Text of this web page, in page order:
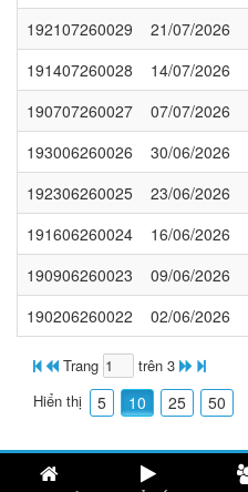
192107260029 21/07/2026
191407260028 14/07/2026
190707260027 07/07/2026
193006260026 30/06/2026
192306260025 23/06/2026
191606260024 16/06/2026
190906260023 09/06/2026
190206260022 02/06/2026
Trang
trên 3
Hiển thị
5 10 25 50